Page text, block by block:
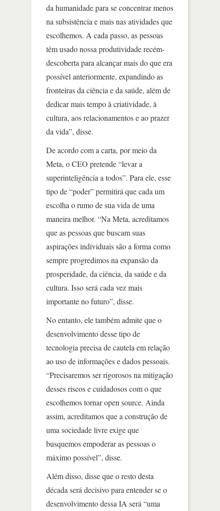
da humanidade para se concentrar menos
na subsistência e mais nas atividades que
escolhemos. A cada passo, as pessoas
têm usado nossa produtividade recém-
descoberta para alcançar mais do que era
possível anteriormente, expandindo as
fronteiras da ciência e da saúde, além de
dedicar mais tempo à criatividade, à
cultura, aos relacionamentos e ao prazer
da vida”, disse.
De acordo com a carta, por meio da
Meta, o CEO pretende “levar a
superinteligência a todos”. Para ele, esse
tipo de “poder” permitirá que cada um
escolha o rumo de sua vida de uma
maneira melhor. “Na Meta, acreditamos
que as pessoas que buscam suas
aspirações individuais são a forma como
sempre progredimos na expansão da
prosperidade, da ciência, da saúde e da
cultura. Isso será cada vez mais
importante no futuro”, disse.
No entanto, ele também admite que o
desenvolvimento desse tipo de
tecnologia precisa de cautela em relação
ao uso de informações e dados pessoais.
“Precisaremos ser rigorosos na mitigação
desses riscos e cuidadosos com o que
escolhemos tornar open source. Ainda
assim, acreditamos que a construção de
uma sociedade livre exige que
busquemos empoderar as pessoas o
máximo possível”, disse.
Além disso, disse que o resto desta
década será decisivo para entender se o
desenvolvimento dessa IA será “uma